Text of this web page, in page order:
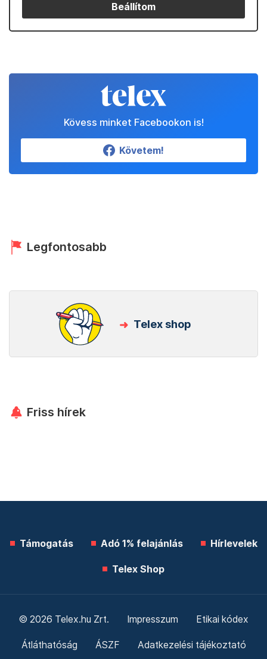
Beállítom
Kövess minket Facebookon is!
Követem!
Legfontosabb
Telex shop
Friss hírek
Támogatás Adó 1% felajánlás Hírlevelek
Telex Shop
© 2026 Telex.hu Zrt. Impresszum Etikai kódex
Átláthatóság ÁSZF Adatkezelési tájékoztató